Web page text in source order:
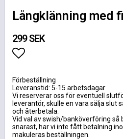
Långklänning med
299 SEK
Förbeställning
Leveranstid: 5-15 arbetsdagar
Vi reserverar oss för eventuell
leverantör, skulle en vara sälja slut
och återbetala.
Vid val av swish/banköverföring så
snarast, har vi inte fått betalning
makuleras beställningen.